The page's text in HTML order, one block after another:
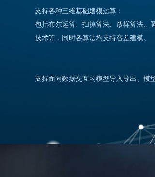
支持各种三维基础建模运算：
包括布尔运算、扫掠算法、放样算法、
技术等，同时各算法均支持容差建模。
支持面向数据交互的模型导入导出、模